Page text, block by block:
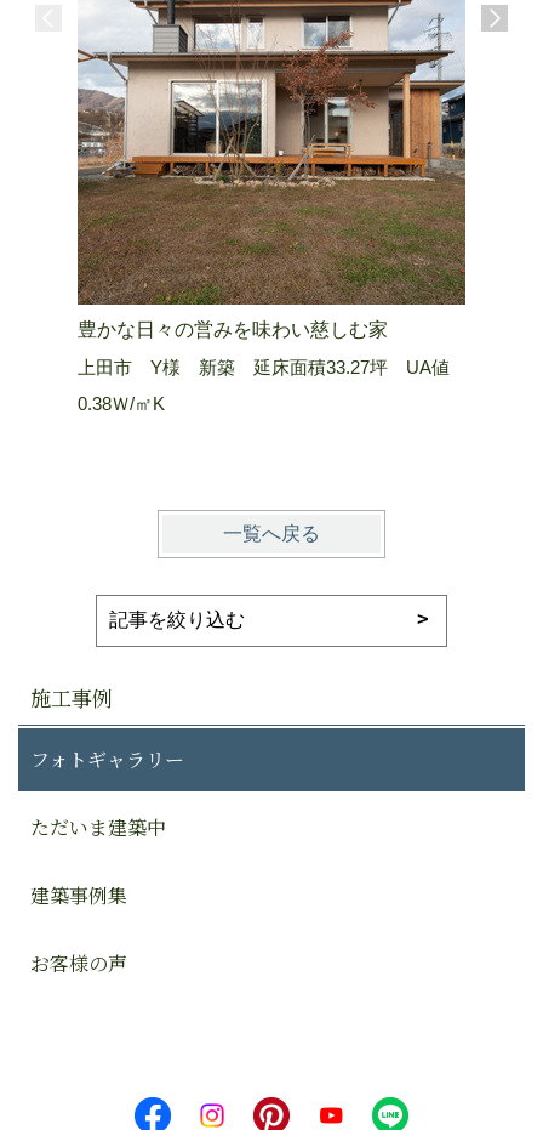
豊かな日々の営みを味わい慈しむ家
上田市 Y様 新築 延床面積33.27坪 UA値
0.38Ｗ/㎡K
一覧へ戻る
施工事例
フォトギャラリー
ただいま建築中
建築事例集
お客様の声